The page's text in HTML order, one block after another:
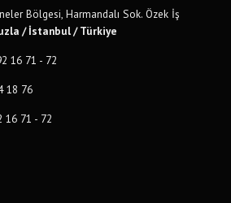
Bölgesi, Harmandalı Sok. Özek İş
/ İstanbul / Türkiye
16 71 - 72
18 76
16 71 - 72